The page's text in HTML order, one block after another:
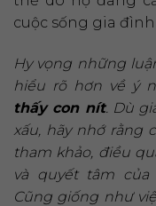
cuộc sống gia
Hy vọng những
hiểu rõ hơn về ý
thấy con nít. Dù
xấu, hãy nhớ rằng
tham khảo, điều
và quyết tâm của
Cũng giống như